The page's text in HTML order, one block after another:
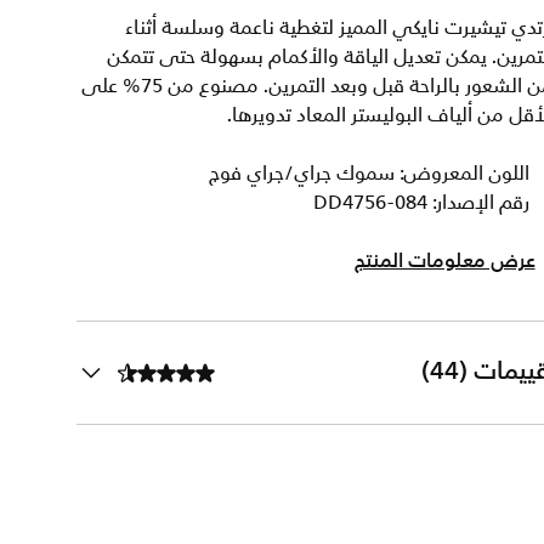
تيشيرت نايكي المميز لتغطية ناعمة وسلسة أثناء
يمكن تعديل الياقة والأكمام بسهولة حتى تتمكن
من الشعور بالراحة قبل وبعد التمرين. مصنوع من 75% على
من ألياف البوليستر المعاد تدويرها.
اللون المعروض: سموك جراي/جراي فوج
رقم الإصدار: DD4756-084
عرض معلومات المنتج
(44)